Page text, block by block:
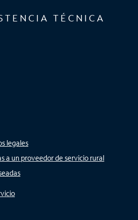
TÉCNICA
legales
a un proveedor de servicio rural